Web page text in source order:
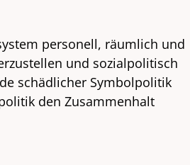
personell, räumlich und
und sozialpolitisch
schädlicher Symbolpolitik
den Zusammenhalt